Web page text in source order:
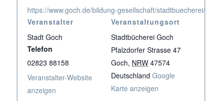
https://www.goch.de/bildung-gesellschaft/stadtbuecherei/
Veranstaltungsort
Stadtbücherei Goch
Pfalzdorfer Strasse 47
Goch, NRW 47574
Deutschland Google
Karte anzeigen
Veranstalter
Stadt Goch
Telefon
02823 88158
Veranstalter-Website
anzeigen